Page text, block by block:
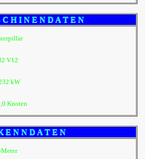
C H I N E N D A T E N
V12
kW
Knoten
E N N D A T E N